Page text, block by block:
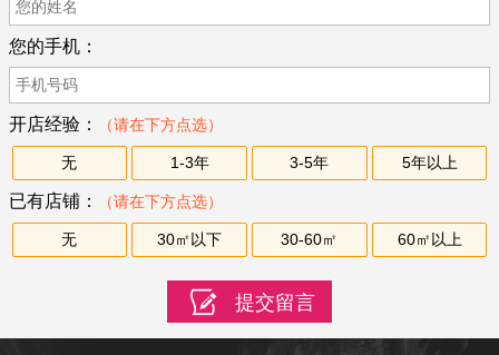
您的手机：
开店经验： （请在下方点选）
无 1-3年 3-5年 5年以上
已有店铺： （请在下方点选）
无 30㎡以下 30-60㎡ 60㎡以上